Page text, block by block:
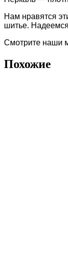
Нам нравятся
шитье.
Смотрите наши
Похожие